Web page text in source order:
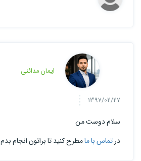
ایمان مدائنی
1397/02/27
سلام دوست من
درتماس با مامطرح کنید تا براتون انجام بدم